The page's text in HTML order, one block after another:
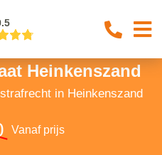
Heinkenszand
in Heinkenszand
Vanaf prijs